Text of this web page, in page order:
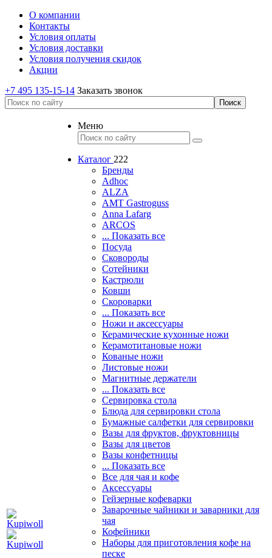
О компании
Контакты
Условия оплаты
Условия доставки
Условия получения скидок
Акции
+7 495 135-15-14 Заказать звонок
Меню
Каталог 222
Бренды
Adhoc
ALZA
AMT Gastroguss
Anna Lafarg
ARCOS
... Показать все
Посуда
Сковороды
Сотейники
Кастрюли
Ковши
Скороварки
... Показать все
Ножи и аксессуары
Керамические кухонные ножи
Керамотитановые ножи
Кованые ножи
Листовые ножи
Магнитные держатели
... Показать все
Сервировка стола
Блюда для сервировки стола
Бумажные салфетки для сервировки
Вазы для фруктов, фруктовницы
Вазы для цветов
Вазы конфетницы
... Показать все
Все для чая и кофе
Аксессуары
Гейзерные кофеварки
Заварочные чайники и заварники для
чая
Кофейники
Наборы для приготовления кофе на
песке